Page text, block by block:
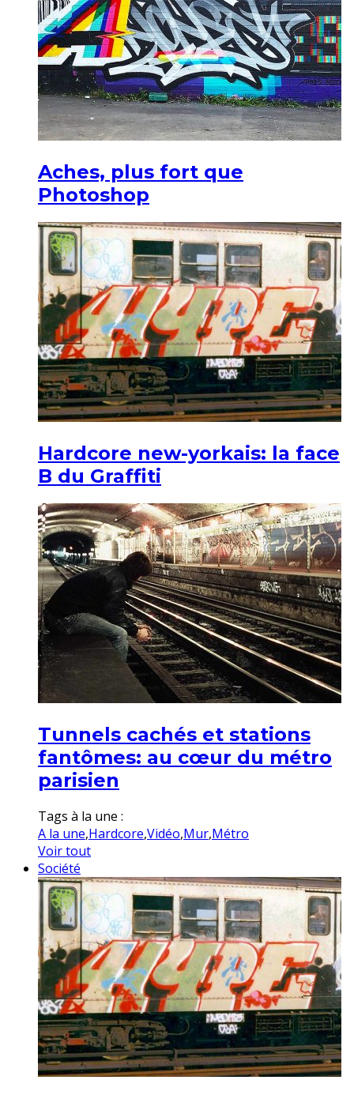
Aches, plus fort que
Photoshop
Hardcore new-yorkais: la face
B du Graffiti
Tunnels cachés et stations
fantômes: au cœur du métro
parisien
Tags à la une :
A la une,Hardcore,Vidéo,Mur,Métro
Voir tout
Société